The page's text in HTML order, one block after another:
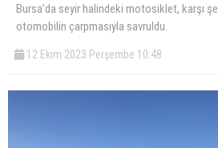
Bursa’da seyir halindeki motosiklet, karşı
otomobilin çarpmasıyla savruldu.
12 Ekim 2023 Perşembe 10:48